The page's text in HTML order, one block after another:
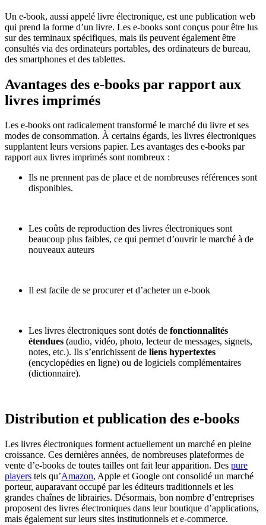
Un e-book, aussi appelé livre électronique, est une publication web
qui prend la forme d’un livre. Les e-books sont conçus pour être lus
sur des terminaux spécifiques, mais ils peuvent également être
consultés via des ordinateurs portables, des ordinateurs de bureau,
des smartphones et des tablettes.
Avantages des e-books par rapport aux
livres imprimés
Les e-books ont radicalement transformé le marché du livre et ses
modes de consommation. À certains égards, les livres électroniques
supplantent leurs versions papier. Les avantages des e-books par
rapport aux livres imprimés sont nombreux :
Ils ne prennent pas de place et de nombreuses références sont
disponibles.
Les coûts de reproduction des livres électroniques sont
beaucoup plus faibles, ce qui permet d’ouvrir le marché à de
nouveaux auteurs
Il est facile de se procurer et d’acheter un e-book
Les livres électroniques sont dotés de fonctionnalités
étendues (audio, vidéo, photo, lecteur de messages, signets,
notes, etc.). Ils s’enrichissent de liens hypertextes
(encyclopédies en ligne) ou de logiciels complémentaires
(dictionnaire).
Distribution et publication des e-books
Les livres électroniques forment actuellement un marché en pleine
croissance. Ces dernières années, de nombreuses plateformes de
vente d’e-books de toutes tailles ont fait leur apparition. Des pure
players tels qu’Amazon, Apple et Google ont consolidé un marché
porteur, auparavant occupé par les éditeurs traditionnels et les
grandes chaînes de librairies. Désormais, bon nombre d’entreprises
proposent des livres électroniques dans leur boutique d’applications,
mais également sur leurs sites institutionnels et e-commerce.